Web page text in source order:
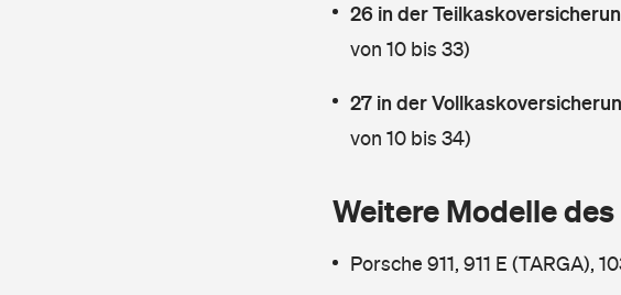
26 in der
von 10 bis 33)
27 in der
von 10 bis 34)
Weitere Modelle
Porsche 911, 911 E (TARGA),